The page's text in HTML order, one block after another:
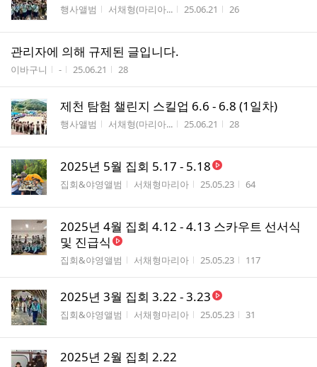
게시판명
행사앨범 작성자
서채형(마리아... 작성시간
25.06.21 조회수
26
관리자에 의해 규제된 글입니다.
게시판명
이바구니 작성자
- 작성시간
25.06.21 조회수
28
제천 탐험 챌린지 스킬업 6.6 - 6.8 (1일차)
게시판명
행사앨범 작성자
서채형(마리아... 작성시간
25.06.21 조회수
28
2025년 5월 집회 5.17 - 5.18
게시판명
집회&야영앨범 작성자
서채형마리아 작성시간
25.05.23 조회수
64
2025년 4월 집회 4.12 - 4.13 스카우트 선서식
및 진급식
게시판명
집회&야영앨범 작성자
서채형마리아 작성시간
25.05.23 조회수
117
2025년 3월 집회 3.22 - 3.23
게시판명
집회&야영앨범 작성자
서채형마리아 작성시간
25.05.23 조회수
31
2025년 2월 집회 2.22